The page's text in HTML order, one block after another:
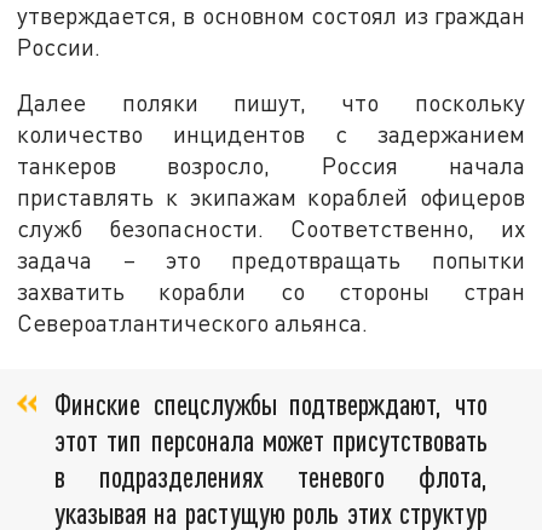
утверждается, в основном состоял из граждан
России.
Далее поляки пишут, что поскольку
количество инцидентов с задержанием
танкеров возросло, Россия начала
приставлять к экипажам кораблей офицеров
служб безопасности. Соответственно, их
задача – это предотвращать попытки
захватить корабли со стороны стран
Североатлантического альянса.
Финские спецслужбы подтверждают, что
этот тип персонала может присутствовать
в подразделениях теневого флота,
указывая на растущую роль этих структур